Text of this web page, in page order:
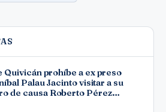
Quivicán prohíbe a ex preso
Palau Jacinto visitar a su
de causa Roberto Pérez